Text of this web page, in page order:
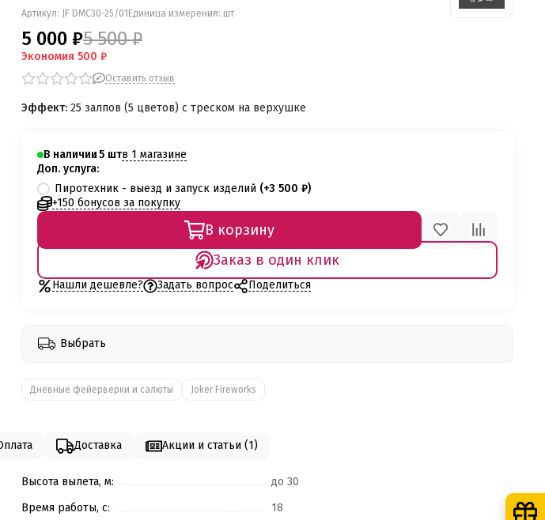
Артикул: JF DMC30-25/01 Единица измерения: шт
5 000 ₽5 500 ₽
Экономия 500 ₽
Оставить отзыв
Эффект: 25 залпов (5 цветов) с треском на верхушке
В наличии5
в 1 магазине
Доп. услуга:
Пиротехник - выезд и запуск изделий (+3 500 ₽)
+150 бонусов за покупку
В корзину
Заказ в один клик
Нашли дешевле? Задать вопрос Поделиться
Выбрать
Дневные фейерверки и салюты Joker Fireworks
Доставка Акции и статьи (1)
Высота вылета, м:
до 30
Время работы, с:
18